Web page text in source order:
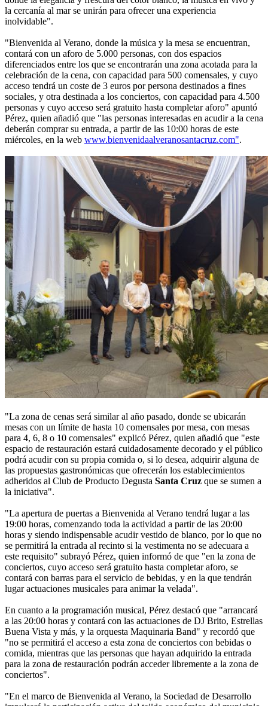
la cercanía al mar se unirán para ofrecer una experiencia
inolvidable".
"Bienvenida al Verano, donde la música y la mesa se encuentran,
contará con un aforo de 5.000 personas, con dos espacios
diferenciados entre los que se encontrarán una zona acotada para la
celebración de la cena, con capacidad para 500 comensales, y cuyo
acceso tendrá un coste de 3 euros por persona destinados a fines
sociales, y otra destinada a los conciertos, con capacidad para 4.500
personas y cuyo acceso será gratuito hasta completar aforo" apuntó
Pérez, quien añadió que "las personas interesadas en acudir a la cena
deberán comprar su entrada, a partir de las 10:00 horas de este
miércoles, en la web www.bienvenidaalveranosantacruz.com".
"La zona de cenas será similar al año pasado, donde se ubicarán
mesas con un límite de hasta 10 comensales por mesa, con mesas
para 4, 6, 8 o 10 comensales" explicó Pérez, quien añadió que "este
espacio de restauración estará cuidadosamente decorado y el público
podrá acudir con su propia comida o, si lo desea, adquirir alguna de
las propuestas gastronómicas que ofrecerán los establecimientos
adheridos al Club de Producto Degusta Santa Cruz que se sumen a
la iniciativa".
"La apertura de puertas a Bienvenida al Verano tendrá lugar a las
19:00 horas, comenzando toda la actividad a partir de las 20:00
horas y siendo indispensable acudir vestido de blanco, por lo que no
se permitirá la entrada al recinto si la vestimenta no se adecuara a
este requisito" subrayó Pérez, quien informó de que "en la zona de
conciertos, cuyo acceso será gratuito hasta completar aforo, se
contará con barras para el servicio de bebidas, y en la que tendrán
lugar actuaciones musicales para animar la velada".
En cuanto a la programación musical, Pérez destacó que "arrancará
a las 20:00 horas y contará con las actuaciones de DJ Brito, Estrellas
Buena Vista y más, y la orquesta Maquinaria Band" y recordó que
"no se permitirá el acceso a esta zona de conciertos con bebidas o
comida, mientras que las personas que hayan adquirido la entrada
para la zona de restauración podrán acceder libremente a la zona de
conciertos".
"En el marco de Bienvenida al Verano, la Sociedad de Desarrollo